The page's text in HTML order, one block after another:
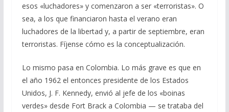
esos «luchadores» y comenzaron a ser «terroristas». O
sea, a los que financiaron hasta el verano eran
luchadores de la libertad y, a partir de septiembre, eran
terroristas. Fíjense cómo es la conceptualización.
Lo mismo pasa en Colombia. Lo más grave es que en
el año 1962 el entonces presidente de los Estados
Unidos, J. F. Kennedy, envió al jefe de los «boinas
verdes» desde Fort Brack a Colombia — se trataba del